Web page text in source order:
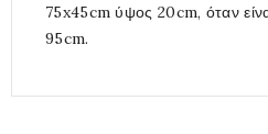
75x45cm ύψος 20cm, όταν
95cm.